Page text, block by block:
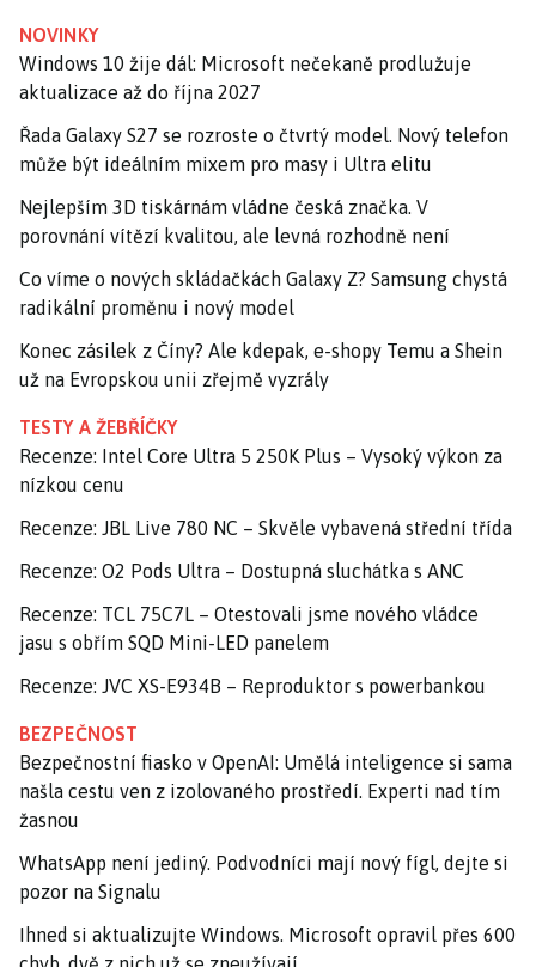
NOVINKY
Windows 10 žije dál: Microsoft nečekaně prodlužuje
aktualizace až do října 2027
Řada Galaxy S27 se rozroste o čtvrtý model. Nový telefon
může být ideálním mixem pro masy i Ultra elitu
Nejlepším 3D tiskárnám vládne česká značka. V
porovnání vítězí kvalitou, ale levná rozhodně není
Co víme o nových skládačkách Galaxy Z? Samsung chystá
radikální proměnu i nový model
Konec zásilek z Číny? Ale kdepak, e-shopy Temu a Shein
už na Evropskou unii zřejmě vyzrály
TESTY A ŽEBŘÍČKY
Recenze: Intel Core Ultra 5 250K Plus – Vysoký výkon za
nízkou cenu
Recenze: JBL Live 780 NC – Skvěle vybavená střední třída
Recenze: O2 Pods Ultra – Dostupná sluchátka s ANC
Recenze: TCL 75C7L – Otestovali jsme nového vládce
jasu s obřím SQD Mini-LED panelem
Recenze: JVC XS-E934B – Reproduktor s powerbankou
BEZPEČNOST
Bezpečnostní fiasko v OpenAI: Umělá inteligence si sama
našla cestu ven z izolovaného prostředí. Experti nad tím
žasnou
WhatsApp není jediný. Podvodníci mají nový fígl, dejte si
pozor na Signalu
Ihned si aktualizujte Windows. Microsoft opravil přes 600